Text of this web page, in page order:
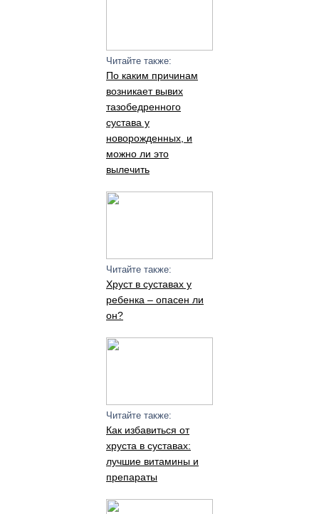
Читайте также:
По каким причинам
возникает вывих
тазобедренного
сустава у
новорожденных, и
можно ли это
вылечить
Читайте также:
Хруст в суставах у
ребенка – опасен ли
он?
Читайте также:
Как избавиться от
хруста в суставах:
лучшие витамины и
препараты